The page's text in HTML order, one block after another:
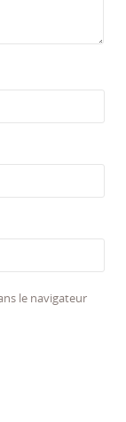
le navigateur